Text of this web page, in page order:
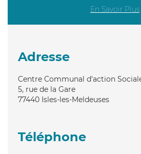
En Savoir Plus
Adresse
Centre Communal d'action
5, rue de la Gare
77440 Isles-les-Meldeuses
Téléphone